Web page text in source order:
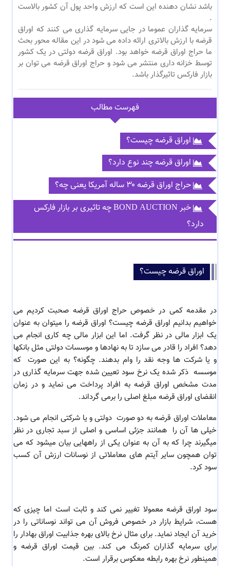
باشد نشان دهنده این است که ارزش واحد پول آن کشور بالاست
.
سرمایه گذاران عموما در جایی سرمایه گذاری می کنند که اوراق
قرضه با ارزش بالاتری ارائه داده می شود در این مقاله محور بحث
ما حراج اوراق قرضه خواهد بود. اوراق قرضه دولتی در یک کشور
توسط خزانه داری منتشر می شود و حراج اوراق قرضه می توان بر
بازار فارکس تاثیرگذار باشد.
فهرست مطالب
اوراق قرضه چیست؟
اوراق قرضه چند نوع دارد؟
حراج اوراق قرضه ۳۰ ساله آمریکا یعنی چه؟
خبر BOND AUCTION چه تاثیری بر بازار فارکس
دارد؟
اوراق قرضه چیست؟
در مقدمه کمی در خصوص حراج اوراق قرضه صحبت کردیم می
خواهیم بدانیم اوراق قرضه چیست؟ اوراق قرضه را میتوان به عنوان
یک ابزار مالی در نظر گرفت. اما این ابزار مالی چه کاری انجام می
دهد؟ افراد را قادر می سازد تا به نهادها و موسسات دولتی مثل بانکها
و یا شرکت ها وجه نقد را وام بدهند. چگونه؟ به این صورت که
موسسه ذکر شده یک نرخ سود تعیین شده جهت سرمایه گذاری در
مدت مشخص اوراق قرضه به افراد پرداخت می نماید و در زمان
انقضای اوراق قرضه مبلغ اصلی را برمی گرداند.
معاملات اوراق قرضه به دو صورت دولتی و یا شرکتی انجام می شود.
خیلی ها آن را همانند جزئی اساسی و اصلی از سبد تجاری در نظر
میگیرند چرا که به آن به عنوان یکی از راههایی بیان میشود که می
توان همچون سایر آیتم های معاملاتی از نوسانات ارزش آن کسب
سود کرد.
سود اوراق قرضه معمولا تغییر نمی کند و ثابت است اما چیزی که
هست، شرایط بازار در خصوص فروش آن می تواند نوساناتی را در
خرید آن ایجاد نماید. برای مثال نرخ بالای بهره جذابیت اوراق بهادار را
برای سرمایه گذاران کمرنگ می کند. بین قیمت اوراق قرضه و
همینطور نرخ بهره رابطه معکوس برقرار است.